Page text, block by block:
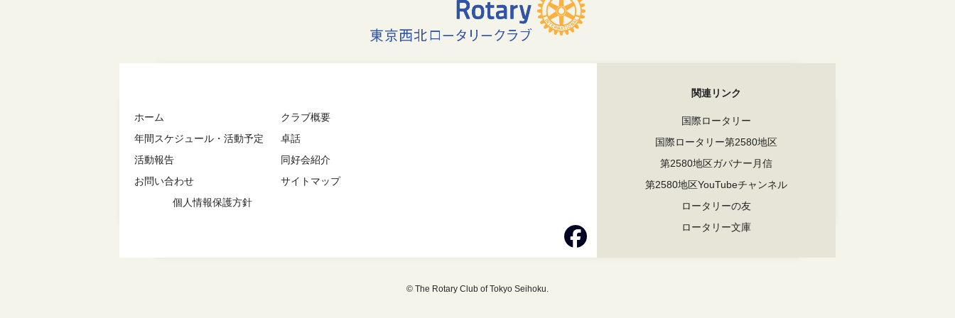
ホーム
クラブ概要
年間スケジュール・活動予定
卓話
活動報告
同好会紹介
お問い合わせ
サイトマップ
個人情報保護方針
関連リンク
国際ロータリー
国際ロータリー第2580地区
第2580地区ガバナー月信
第2580地区YouTubeチャンネル
ロータリーの友
ロータリー文庫
© The Rotary Club of Tokyo Seihoku.